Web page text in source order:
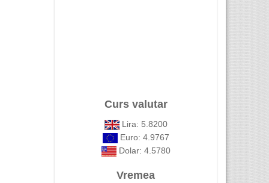
Curs valutar
Lira: 5.8200
Euro: 4.9767
Dolar: 4.5780
Vremea